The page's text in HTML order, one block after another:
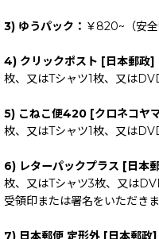
3) ゆうパック： ￥820~（安全
4) クリックポスト [日本郵政]
枚、又はTシャツ1枚、又は
5) こねこ便420 [クロネコヤ
枚、又はTシャツ1枚、又は
6) レターパックプラス [日本
枚、又はTシャツ3枚、又は
受領印または署名をいただき
7) 日本郵便 定形外 [日本郵政]